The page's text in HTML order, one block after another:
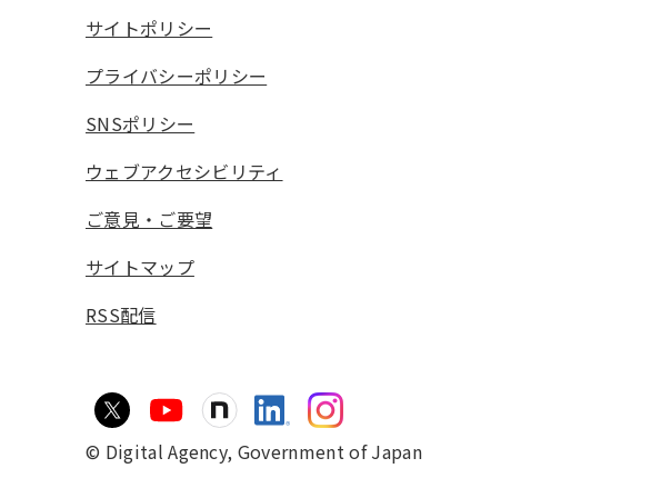
サイトポリシー
プライバシーポリシー
SNSポリシー
ウェブアクセシビリティ
ご意見・ご要望
サイトマップ
RSS配信
© Digital Agency, Government of Japan